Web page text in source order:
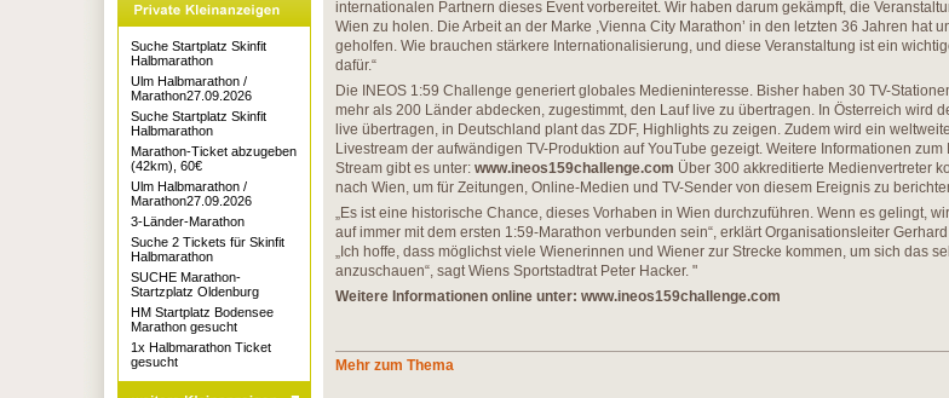
internationalen Partnern dieses Event vorbereitet. Wir haben darum gekämpft, die
Wien zu holen. Die Arbeit an der Marke ,Vienna City Marathon’ in den letzten 36 Jahren hat
geholfen. Wie brauchen stärkere Internationalisierung, und diese Veranstaltung ist ein
dafür.“
Die INEOS 1:59 Challenge generiert globales Medieninteresse. Bisher haben 30 TV-
mehr als 200 Länder abdecken, zugestimmt, den Lauf live zu übertragen. In Österreich wird
live übertragen, in Deutschland plant das ZDF, Highlights zu zeigen. Zudem wird ein
Livestream der aufwändigen TV-Produktion auf YouTube gezeigt. Weitere Informationen zum
Stream gibt es unter: www.ineos159challenge.com Über 300 akkreditierte Medienvertreter
nach Wien, um für Zeitungen, Online-Medien und TV-Sender von diesem Ereignis zu
„Es ist eine historische Chance, dieses Vorhaben in Wien durchzuführen. Wenn es gelingt,
auf immer mit dem ersten 1:59-Marathon verbunden sein“, erklärt Organisationsleiter
„Ich hoffe, dass möglichst viele Wienerinnen und Wiener zur Strecke kommen, um sich das
anzuschauen“, sagt Wiens Sportstadtrat Peter Hacker. "
Weitere Informationen online unter: www.ineos159challenge.com
Mehr zum Thema
Suche Startplatz Skinfit
Halbmarathon
Ulm Halbmarathon /
Marathon27.09.2026
Suche Startplatz Skinfit
Halbmarathon
Marathon-Ticket abzugeben
(42km), 60€
Ulm Halbmarathon /
Marathon27.09.2026
3-Länder-Marathon
Suche 2 Tickets für Skinfit
Halbmarathon
SUCHE Marathon-
Startzplatz Oldenburg
HM Startplatz Bodensee
Marathon gesucht
1x Halbmarathon Ticket
gesucht